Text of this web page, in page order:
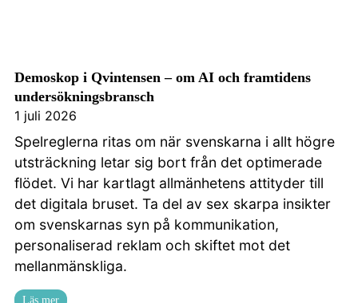
Demoskop i Qvintensen – om AI och framtidens
undersökningsbransch
1 juli 2026
Spelreglerna ritas om när svenskarna i allt högre
utsträckning letar sig bort från det optimerade
flödet. Vi har kartlagt allmänhetens attityder till
det digitala bruset. Ta del av sex skarpa insikter
om svenskarnas syn på kommunikation,
personaliserad reklam och skiftet mot det
mellanmänskliga.
Läs mer